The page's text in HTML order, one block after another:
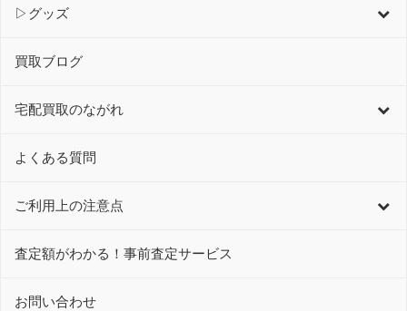
▷グッズ
買取ブログ
宅配買取のながれ
よくある質問
ご利用上の注意点
査定額がわかる！事前査定サービス
お問い合わせ